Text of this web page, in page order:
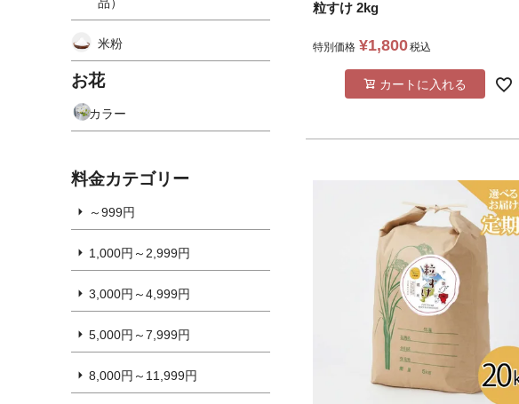
米粉
お花
カラー
料金カテゴリー
～999円
1,000円～2,999円
3,000円～4,999円
5,000円～7,999円
8,000円～11,999円
粒すけ 2kg
特別価格 ¥1,800税込
カートに入れる